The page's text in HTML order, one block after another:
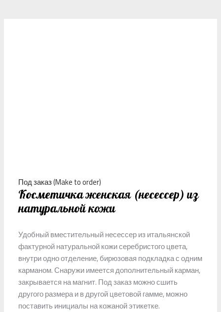
Под заказ (Make to order)
Косметичка женская (несессер) из
натуральной кожи
Удобный вместительный несессер из итальянской
фактурной натуральной кожи серебристого цвета,
внутри одно отделение, бирюзовая подкладка с одним
карманом. Снаружи имеется дополнительный карман,
закрывается на магнит. Под заказ можно сшить
другого размера и в другой цветовой гамме, можно
поставить инициалы на кожаной этикетке.